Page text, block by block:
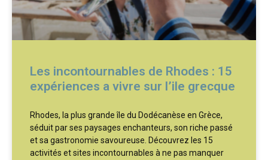
Les incontournables de Rhodes : 15
expériences a vivre sur l’ile grecque
Rhodes, la plus grande île du Dodécanèse en Grèce,
séduit par ses paysages enchanteurs, son riche passé
et sa gastronomie savoureuse. Découvrez les 15
activités et sites incontournables à ne pas manquer